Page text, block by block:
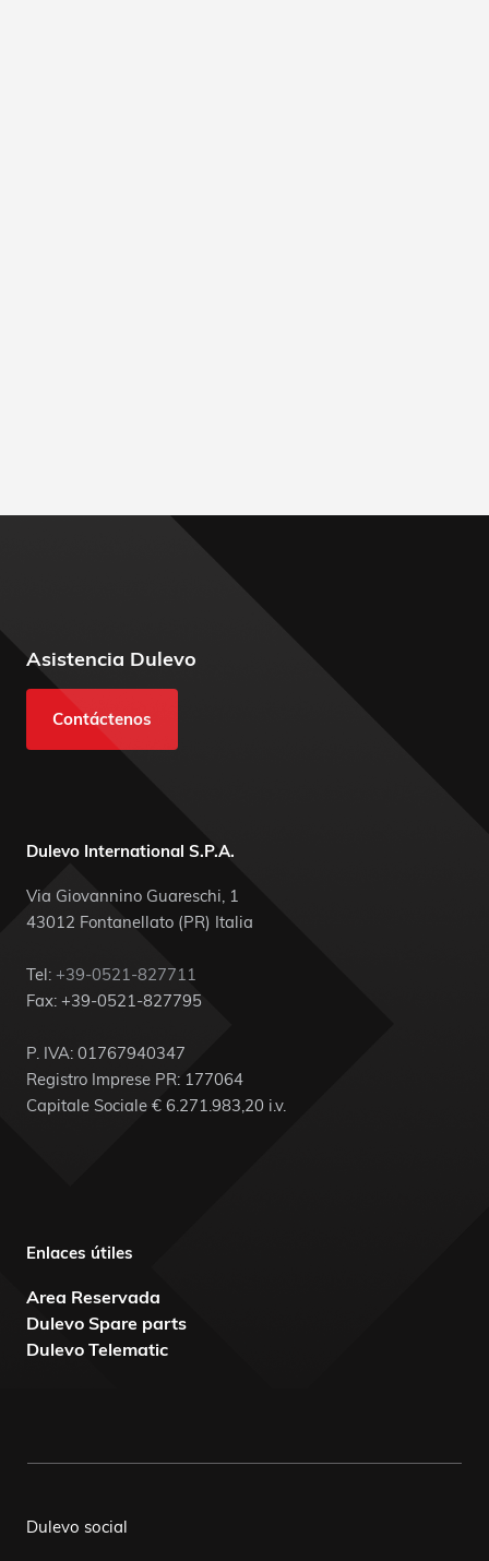
Asistencia Dulevo
Contáctenos
Dulevo International S.P.A.
Via Giovannino Guareschi, 1
43012 Fontanellato (PR) Italia
Tel: +39-0521-827711
Fax: +39-0521-827795
P. IVA: 01767940347
Registro Imprese PR: 177064
Capitale Sociale € 6.271.983,20 i.v.
Enlaces útiles
Area Reservada
Dulevo Spare parts
Dulevo Telematic
Dulevo social